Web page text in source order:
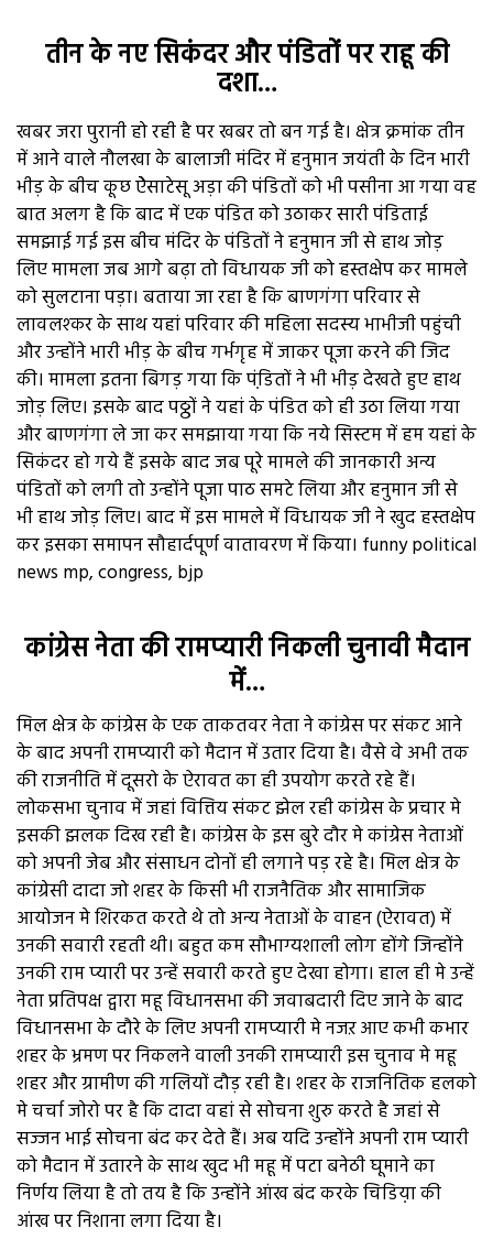
तीन के नए सिकंदर और पंडितों पर राहू की
दशा…
खबर जरा पुरानी हो रही है पर खबर तो बन गई है। क्षेत्र क्रमांक तीन
में आने वाले नौलखा के बालाजी मंदिर में हनुमान जयंती के दिन भारी
भीड़ के बीच कूछ ऐेसाटेसू अड़ा की पंडितों को भी पसीना आ गया वह
बात अलग है कि बाद में एक पंडित को उठाकर सारी पंडिताई
समझाई गई इस बीच मंदिर के पंडितों ने हनुमान जी से हाथ जोड़
लिए मामला जब आगे बढ़ा तो विधायक जी को हस्तक्षेप कर मामले
को सुलटाना पड़ा। बताया जा रहा है कि बाणगंगा परिवार से
लावलश्कर के साथ यहां परिवार की महिला सदस्य भाभीजी पहुंची
और उन्होंने भारी भीड़ के बीच गर्भगृह में जाकर पूजा करने की जिद
की। मामला इतना बिगड़ गया कि पंडि़तों ने भी भीड़ देखते हुए हाथ
जोड़ लिए। इसके बाद पठ्ठों ने यहां के पंडित को ही उठा लिया गया
और बाणगंगा ले जा कर समझाया गया कि नये सिस्टम में हम यहां के
सिकंदर हो गये हैं इसके बाद जब पूरे मामले की जानकारी अन्य
पंडितों को लगी तो उन्होंने पूजा पाठ समटे लिया और हनुमान जी से
भी हाथ जोड़ लिए। बाद में इस मामले में विधायक जी ने खुद हस्तक्षेप
कर इसका समापन सौहार्दपूर्ण वातावरण में किया। funny political
news mp, congress, bjp
कांग्रेस नेता की रामप्यारी निकली चुनावी मैदान
में…
मिल क्षेत्र के कांग्रेस के एक ताकतवर नेता ने कांग्रेस पर संकट आने
के बाद अपनी रामप्यारी को मैदान में उतार दिया है। वैसे वे अभी तक
की राजनीति में दूसरो के ऐरावत का ही उपयोग करते रहे हैं।
लोकसभा चुनाव में जहां वित्तिय संकट झेल रही कांग्रेस के प्रचार मे
इसकी झलक दिख रही है। कांग्रेस के इस बुरे दौर मे कांग्रेस नेताओं
को अपनी जेब और संसाधन दोनों ही लगाने पड़ रहे है। मिल क्षेत्र के
कांग्रेसी दादा जो शहर के किसी भी राजनैतिक और सामाजिक
आयोजन मे शिरकत करते थे तो अन्य नेताओं के वाहन (ऐरावत) में
उनकी सवारी रहती थी। बहुत कम सौभाग्यशाली लोग होंगे जिन्होंने
उनकी राम प्यारी पर उन्हें सवारी करते हुए देखा होगा। हाल ही मे उन्हें
नेता प्रतिपक्ष द्वारा महू विधानसभा की जवाबदारी दिए जाने के बाद
विधानसभा के दौरे के लिए अपनी रामप्यारी मे नजऱ आए कभी कभार
शहर के भ्रमण पर निकलने वाली उनकी रामप्यारी इस चुनाव मे महू
शहर और ग्रामीण की गलियों दौड़ रही है। शहर के राजनितिक हलको
मे चर्चा जोरो पर है कि दादा वहां से सोचना शुरु करते है जहां से
सज्जन भाई सोचना बंद कर देते हैं। अब यदि उन्होंने अपनी राम प्यारी
को मैदान में उतारने के साथ खुद भी महू में पटा बनेठी घूमाने का
निर्णय लिया है तो तय है कि उन्होंने आंख बंद करके चिडिय़ा की
आंख पर निशाना लगा दिया है।